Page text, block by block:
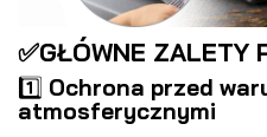
✅GŁÓWNE ZALETY
1️⃣ Ochrona przed
atmosferycznymi